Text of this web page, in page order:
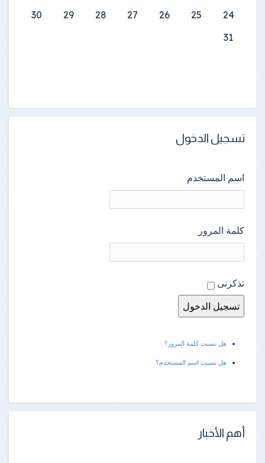
24
25
26
27
28
29
30
31
تسجيل الدخول
اسم المستخدم
كلمة المرور
تذكرنى
هل نسيت كلمة المرور؟
هل نسيت اسم المستخدم؟
أهم الأخبار